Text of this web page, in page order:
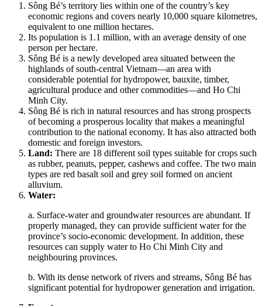
Sông Bé’s territory lies within one of the country’s key
economic regions and covers nearly 10,000 square kilometres,
equivalent to one million hectares.
Its population is 1.1 million, with an average density of one
person per hectare.
Sông Bé is a newly developed area situated between the
highlands of south-central Vietnam—an area with
considerable potential for hydropower, bauxite, timber,
agricultural produce and other commodities—and Ho Chi
Minh City.
Sông Bé is rich in natural resources and has strong prospects
of becoming a prosperous locality that makes a meaningful
contribution to the national economy. It has also attracted both
domestic and foreign investors.
Land: There are 18 different soil types suitable for crops such
as rubber, peanuts, pepper, cashews and coffee. The two main
types are red basalt soil and grey soil formed on ancient
alluvium.
Water:
a. Surface-water and groundwater resources are abundant. If
properly managed, they can provide sufficient water for the
province’s socio-economic development. In addition, these
resources can supply water to Ho Chi Minh City and
neighbouring provinces.
b. With its dense network of rivers and streams, Sông Bé has
significant potential for hydropower generation and irrigation.